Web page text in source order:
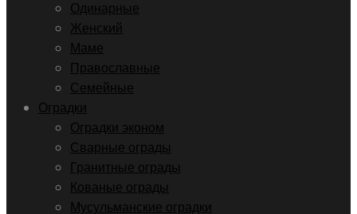
Одинарные
Женский
Маме
Православные
Семейные
Оградки
Оградки эконом
Сварные ограды
Гранитные ограды
Кованые ограды
Мусульманские оградки